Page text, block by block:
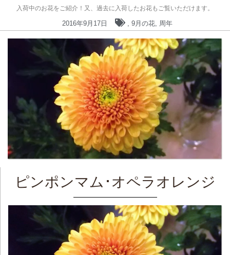
入荷中のお花をご紹介！又、過去に入荷したお花もご覧いただけます。
2016年9月17日 , 9月の花, 周年
ピンポンマム･オペラオレンジ